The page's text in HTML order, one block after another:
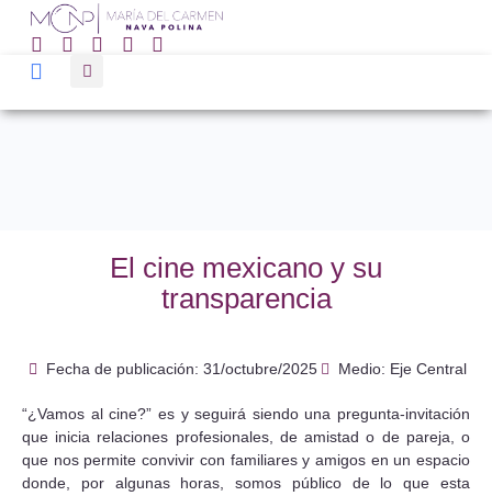
El cine mexicano y su
transparencia
Fecha de publicación: 31/octubre/2025 Medio: Eje Central
“¿Vamos al cine?” es y seguirá siendo una pregunta-invitación
que inicia relaciones profesionales, de amistad o de pareja, o
que nos permite convivir con familiares y amigos en un espacio
donde, por algunas horas, somos público de lo que esta